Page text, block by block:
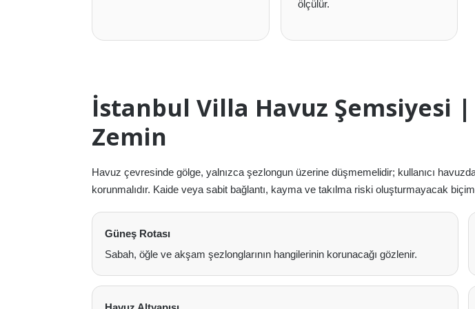
ölçülür.
İstanbul Villa Havuz Şemsiyesi
Zemin
Havuz çevresinde gölge, yalnızca şezlongun üzerine düşmemelidir; kullanıcı
korunmalıdır. Kaide veya sabit bağlantı, kayma ve takılma riski oluşturmayacak
Güneş Rotası
Sabah, öğle ve akşam şezlonglarının hangilerinin korunacağı gözlenir.